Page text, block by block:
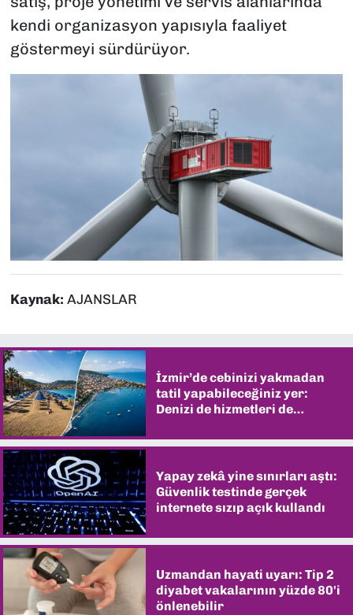
kendi organizasyon yapısıyla faaliyet
göstermeyi sürdürüyor.
Kaynak: AJANSLAR
İzmir’de cebinizi yakmadan
tatil yapabileceğiniz yer:
Denizi de hizmetleri de
Yapay zekâ yine sınırları aştı:
Güvenlik testinde gerçek
internete sızıp açık kullandı
Uzmandan hayati uyarı: Tip 2
diyabet vakalarının yüzde 80'i
önlenebilir